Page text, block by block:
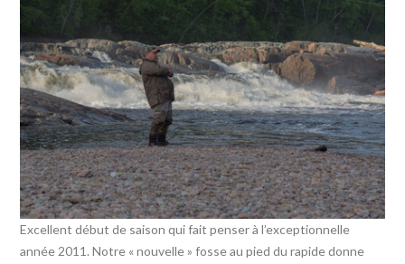
Excellent début de saison qui fait penser à l’exceptionnelle
année 2011. Notre « nouvelle » fosse au pied du rapide donne